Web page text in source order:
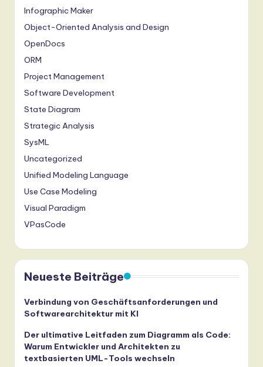
Infographic Maker
Object-Oriented Analysis and Design
OpenDocs
ORM
Project Management
Software Development
State Diagram
Strategic Analysis
SysML
Uncategorized
Unified Modeling Language
Use Case Modeling
Visual Paradigm
VPasCode
Neueste Beiträge
Verbindung von Geschäftsanforderungen und
Softwarearchitektur mit KI
Der ultimative Leitfaden zum Diagramm als Code:
Warum Entwickler und Architekten zu
textbasierten UML-Tools wechseln